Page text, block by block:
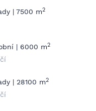
| 7500 m2
| 6000 m2
| 28100 m2